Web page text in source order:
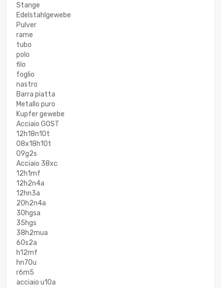
Stange
Edelstahlgewebe
Pulver
rame
tubo
polo
filo
foglio
nastro
Barra piatta
Metallo puro
Kupfer gewebe
Acciaio GOST
12h18n10t
08x18h10t
09g2s
Acciaio 38xc
12h1mf
12h2n4a
12hn3a
20h2n4a
30hgsa
35hgs
38h2mua
60s2a
h12mf
hn70u
r6m5
acciaio u10a